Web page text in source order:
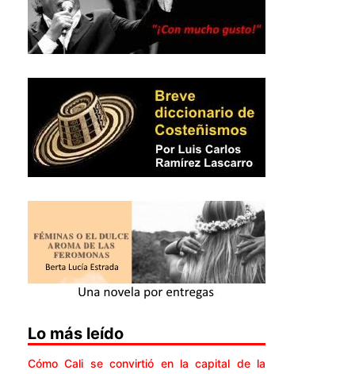
Lo más leído
Cómo Cali se convirtió en la capital de la